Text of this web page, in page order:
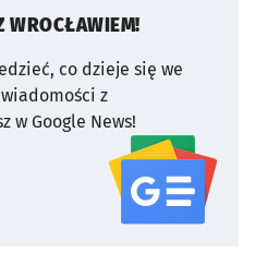
WROCŁAWIEM!
co dzieje się we
z
w Google News!
serwisu